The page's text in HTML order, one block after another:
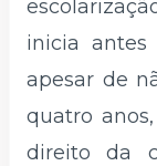
inicia
apesar de
quatro
direito da